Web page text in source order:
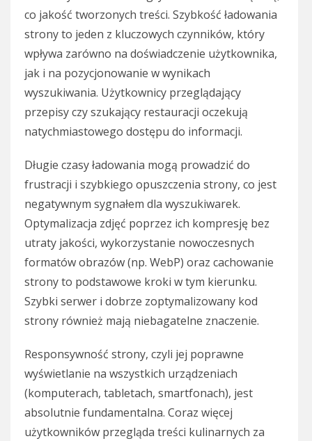
co jakość tworzonych treści. Szybkość ładowania
strony to jeden z kluczowych czynników, który
wpływa zarówno na doświadczenie użytkownika,
jak i na pozycjonowanie w wynikach
wyszukiwania. Użytkownicy przeglądający
przepisy czy szukający restauracji oczekują
natychmiastowego dostępu do informacji.
Długie czasy ładowania mogą prowadzić do
frustracji i szybkiego opuszczenia strony, co jest
negatywnym sygnałem dla wyszukiwarek.
Optymalizacja zdjęć poprzez ich kompresję bez
utraty jakości, wykorzystanie nowoczesnych
formatów obrazów (np. WebP) oraz cachowanie
strony to podstawowe kroki w tym kierunku.
Szybki serwer i dobrze zoptymalizowany kod
strony również mają niebagatelne znaczenie.
Responsywność strony, czyli jej poprawne
wyświetlanie na wszystkich urządzeniach
(komputerach, tabletach, smartfonach), jest
absolutnie fundamentalna. Coraz więcej
użytkowników przegląda treści kulinarnych za